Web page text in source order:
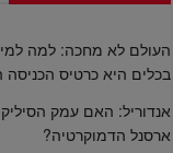
בכלים היא כרטיס
אנדוריל: האם עמק
ארסנל הדמוקרטיה?